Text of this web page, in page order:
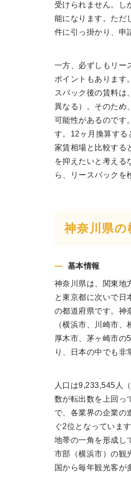
受けられません。し
能になります。ただ
件に引っ掛かり、申
一方、必ずしもリー
ポイントもあります
スバック後の賃料は
異なる）。そのため
可能性があるのです
す。12ヶ月換算する
家賃相場と比較する
を抑えたいと考える
ら、リースバックを
神奈川県の
基本情報
神奈川県は、関東地
と東京都に次いで日
の都道府県です。神
（横浜市、川崎市
厚木市、茅ヶ崎市の
り、日本の中でも非
人口は9,233,545人
数が転出数を上回っ
で、各業界の企業の
ぐ2位となっていま
地帯の一角を形成し
市部（横浜市）の観
国から毎年観光客が